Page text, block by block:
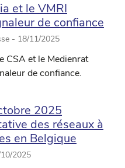
et le VMRI
de confiance
- 18/11/2025
CSA et le Medienrat
de confiance.
2025
des réseaux à
en Belgique
2025